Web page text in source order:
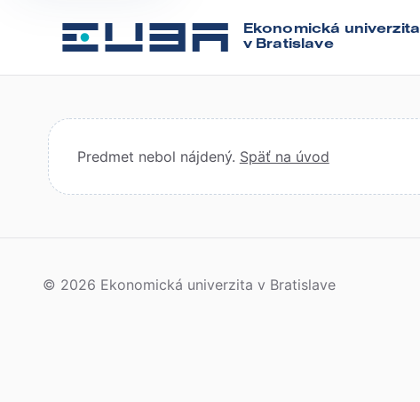
Ekonomická univerzita
v Bratislave
Predmet nebol nájdený. Späť na úvod
© 2026 Ekonomická univerzita v Bratislave